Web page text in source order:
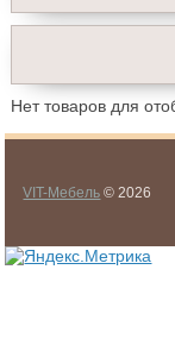
Нет товаров для
VIT-Мебель © 2026